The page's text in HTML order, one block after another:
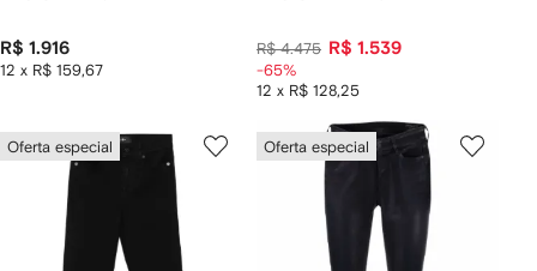
R$ 1.916
12 x R$ 159,67
R$ 4.475 R$ 1.539
12 x R$ 128,25
-65%
Oferta especial Oferta especial